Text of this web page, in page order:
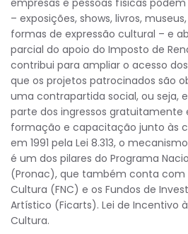
– exposições, shows, livros,
formas de expressão cultural – e
parcial do apoio do Imposto de
contribui para ampliar o acesso
que os projetos patrocinados são
uma contrapartida social, ou seja,
parte dos ingressos gratuitamente
formação e capacitação junto às
em 1991 pela Lei 8.313, o
é um dos pilares do Programa
(Pronac), que também conta com
Cultura (FNC) e os Fundos de
Artístico (Ficarts). Lei de Incentivo
Cultura.